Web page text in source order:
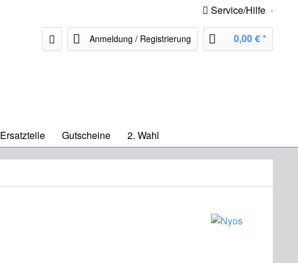
Service/Hilfe
Anmeldung / Registrierung 0,00 € *
Ersatzteile Gutscheine 2. Wahl